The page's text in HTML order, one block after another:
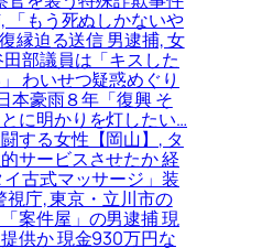
「もう死ぬしかないや
縁迫る送信 男逮捕, 女
部議員は「キスした
わいせつ疑惑めぐり
本豪雨８年「復興 そ
に明かりを灯したい…
する女性【岡山】, タ
サービスさせたか 経
古式マッサージ」装
視庁, 東京・立川市の
案件屋」の男逮捕 現
供か 現金930万円な